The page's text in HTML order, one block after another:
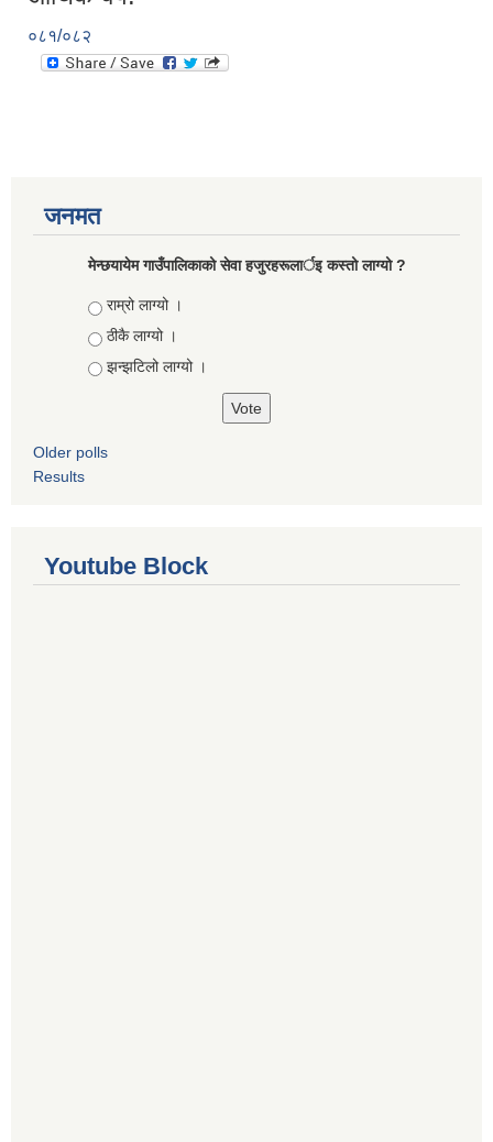
०८१/०८२
जनमत
मेन्छयायेम गाउँपालिकाको सेवा हजुरहरूलार्इ कस्तो लाग्यो ?
Choices
राम्रो लाग्यो ।
ठीकै लाग्यो ।
झन्झटिलो लाग्यो ।
Older polls
Results
Youtube Block